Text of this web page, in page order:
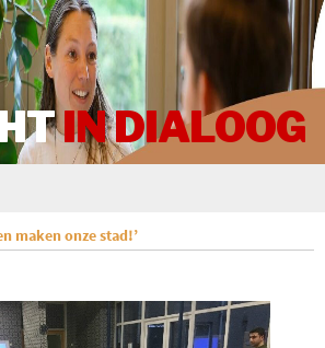
IN DIALOOG
maken onze stad!’